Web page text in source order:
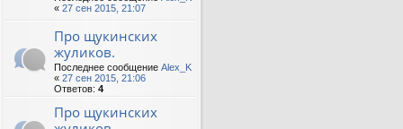
« 27 сен 2015, 21:07
Про щукинских
жуликов.
Последнее сообщение Alex_K
« 27 сен 2015, 21:06
Ответов: 4
Про щукинских